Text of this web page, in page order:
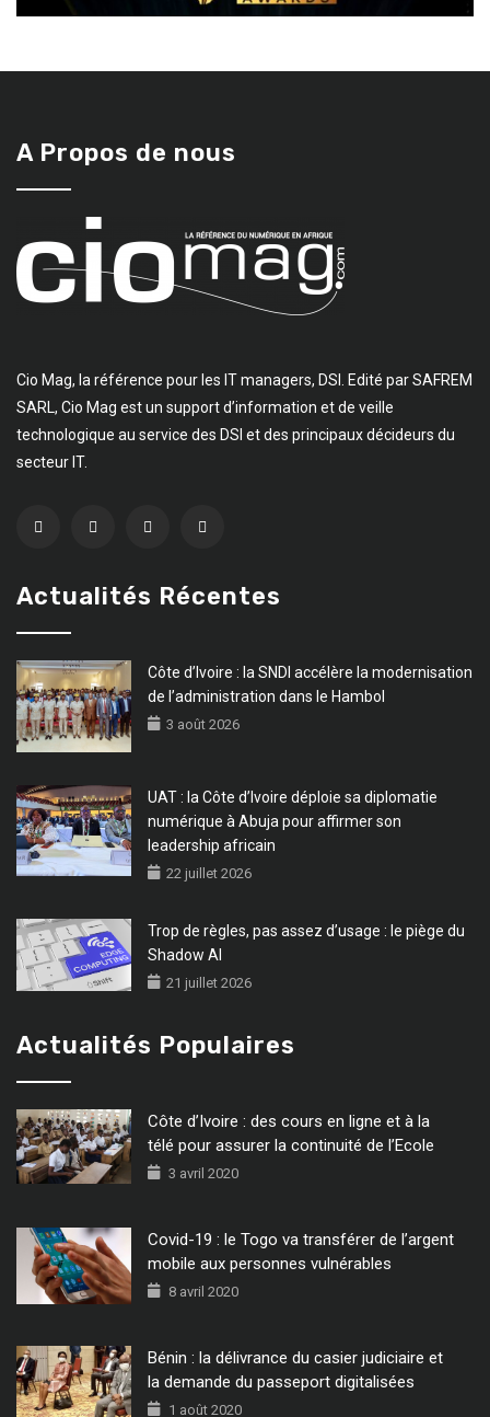
A Propos de nous
Cio Mag, la référence pour les IT managers, DSI. Edité par SAFREM
SARL, Cio Mag est un support d’information et de veille
technologique au service des DSI et des principaux décideurs du
secteur IT.
Actualités Récentes
Côte d’Ivoire : la SNDI accélère la modernisation
de l’administration dans le Hambol
3 août 2026
UAT : la Côte d’Ivoire déploie sa diplomatie
numérique à Abuja pour affirmer son
leadership africain
22 juillet 2026
Trop de règles, pas assez d’usage : le piège du
Shadow AI
21 juillet 2026
Actualités Populaires
Côte d’Ivoire : des cours en ligne et à la
télé pour assurer la continuité de l’Ecole
3 avril 2020
Covid-19 : le Togo va transférer de l’argent
mobile aux personnes vulnérables
8 avril 2020
Bénin : la délivrance du casier judiciaire et
la demande du passeport digitalisées
1 août 2020